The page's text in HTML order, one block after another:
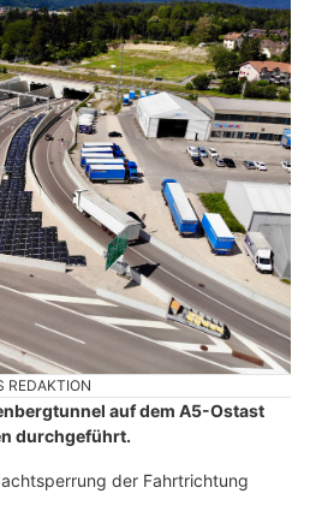
REDAKTION
auf dem A5-Ostast
durchgeführt.
der Fahrtrichtung